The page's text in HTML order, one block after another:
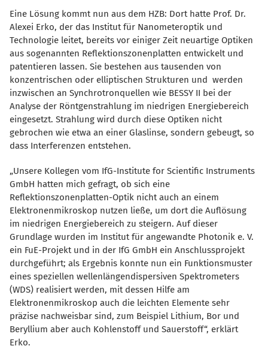
Eine Lösung kommt nun aus dem HZB: Dort hatte Prof. Dr.
Alexei Erko, der das Institut für Nanometeroptik und
Technologie leitet, bereits vor einiger Zeit neuartige Optiken
aus sogenannten Reflektionszonenplatten entwickelt und
patentieren lassen. Sie bestehen aus tausenden von
konzentrischen oder elliptischen Strukturen und werden
inzwischen an Synchrotronquellen wie BESSY II bei der
Analyse der Röntgenstrahlung im niedrigen Energiebereich
eingesetzt. Strahlung wird durch diese Optiken nicht
gebrochen wie etwa an einer Glaslinse, sondern gebeugt, so
dass Interferenzen entstehen.
Unsere Kollegen vom IfG-Institute for Scientific Instruments
GmbH hatten mich gefragt, ob sich eine
Reflektionszonenplatten-Optik nicht auch an einem
Elektronenmikroskop nutzen ließe, um dort die Auflösung
im niedrigen Energiebereich zu steigern. Auf dieser
Grundlage wurden im Institut für angewandte Photonik e. V.
ein FuE-Projekt und in der IfG GmbH ein Anschlussprojekt
durchgeführt; als Ergebnis konnte nun ein Funktionsmuster
eines speziellen wellenlängendispersiven Spektrometers
(WDS) realisiert werden, mit dessen Hilfe am
Elektronenmikroskop auch die leichten Elemente sehr
präzise nachweisbar sind, zum Beispiel Lithium, Bor und
Beryllium aber auch Kohlenstoff und Sauerstoff“, erklärt
Erko.